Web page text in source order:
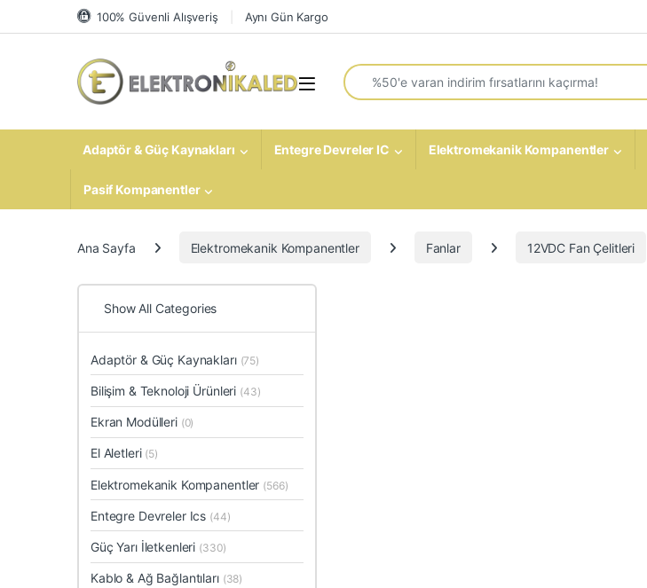
Skip to navigation
Skip to content 100% Güvenli Alışveriş Aynı Gün Kargo
Open
Search for:
Adaptör & Güç Kaynakları Entegre Devreler IC Elektromekanik Kompanentler
Pasif Kompanentler
Ana Sayfa Elektromekanik Kompanentler Fanlar 12VDC Fan Çelitleri
Show All Categories
Adaptör & Güç Kaynakları (75)
Bilişim & Teknoloji Ürünleri (43)
Ekran Modülleri (0)
El Aletleri (5)
Elektromekanik Kompanentler (566)
Entegre Devreler Ics (44)
Güç Yarı İletkenleri (330)
Kablo & Ağ Bağlantıları (38)